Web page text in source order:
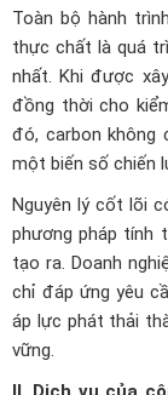
Toàn bộ hành
thực chất là quá
nhất. Khi được
đồng thời cho
đó, carbon
một biến số chiến
Nguyên lý cốt lõi
phương pháp tính
tạo ra. Doanh
chỉ đáp ứng yêu
áp lực phát thải
vững.